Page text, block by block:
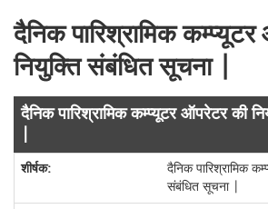
दैनिक पारिश्रामिक
नियुक्ति संबंधित सूचना |
दैनिक पारिश्रामिक कम्प्यूटर ऑपरेटर की
दैनिक पारिश्रामिक
संबंधित सूचना |